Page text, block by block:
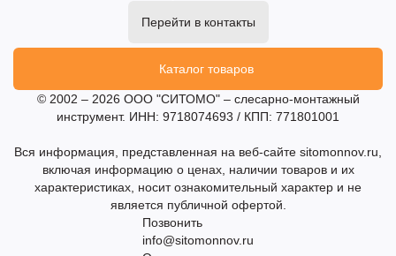
Перейти в контакты
Каталог товаров
© 2002 – 2026 ООО "СИТОМО" – слесарно-монтажный
инструмент. ИНН: 9718074693 / КПП: 771801001
Вся информация, представленная на веб-сайте sitomonnov.ru,
включая информацию о ценах, наличии товаров и их
характеристиках, носит ознакомительный характер и не
является публичной офертой.
Позвонить
info@sitomonnov.ru